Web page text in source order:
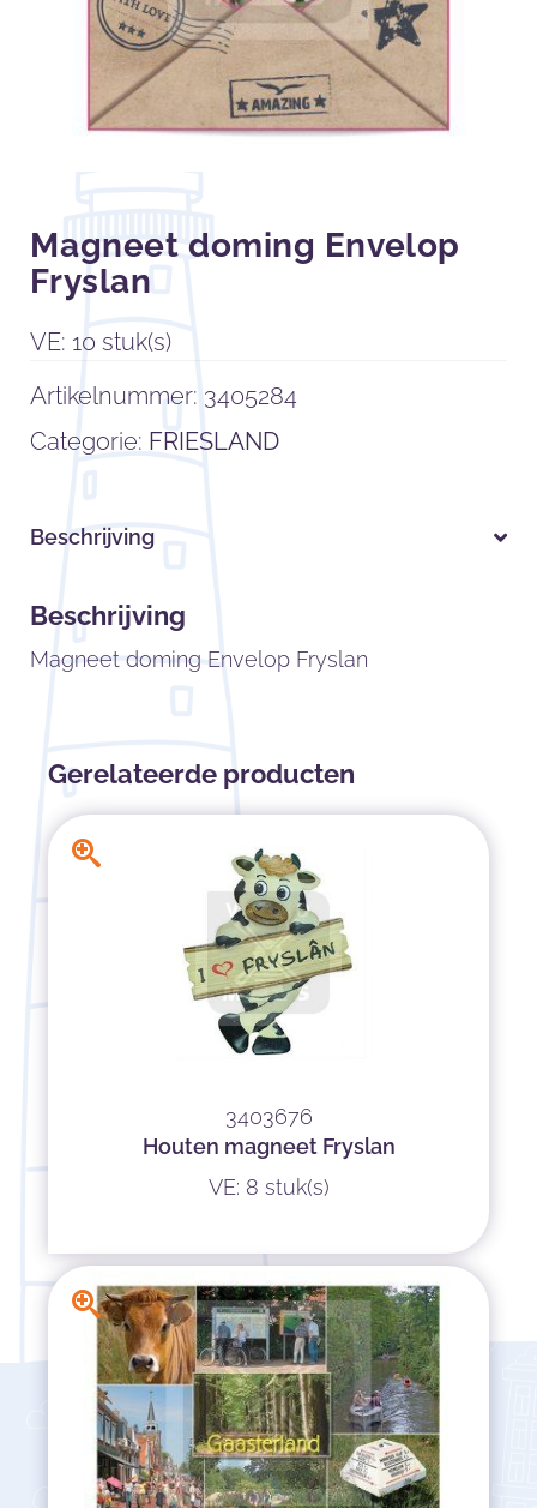
Magneet doming Envelop
Fryslan
VE: 10 stuk(s)
Artikelnummer: 3405284
Categorie: FRIESLAND
Beschrijving
Beschrijving
Magneet doming Envelop Fryslan
Gerelateerde producten
3403676
Houten magneet Fryslan
VE: 8 stuk(s)